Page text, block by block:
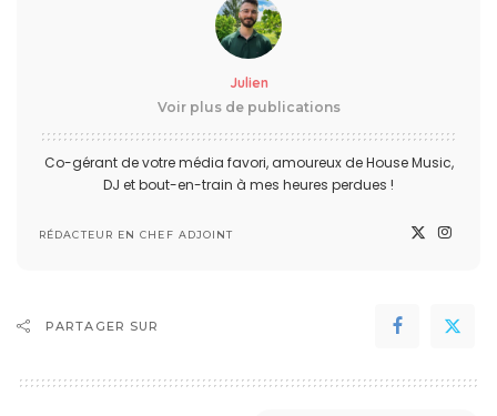
Julien
Voir plus de publications
Co-gérant de votre média favori, amoureux de House Music,
DJ et bout-en-train à mes heures perdues !
RÉDACTEUR EN CHEF ADJOINT
PARTAGER SUR